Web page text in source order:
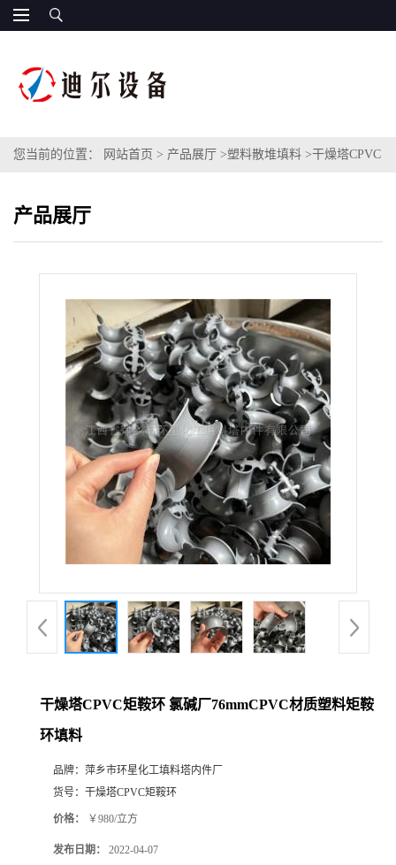
您当前的位置： 网站首页 > 产品展厅 >塑料散堆填料 >干燥塔CPVC
产品展厅
干燥塔CPVC矩鞍环 氯碱厂76mmCPVC材质塑料矩鞍
环填料
品牌： 萍乡市环星化工填料塔内件厂
货号： 干燥塔CPVC矩鞍环
价格： ￥980/立方
发布日期： 2022-04-07